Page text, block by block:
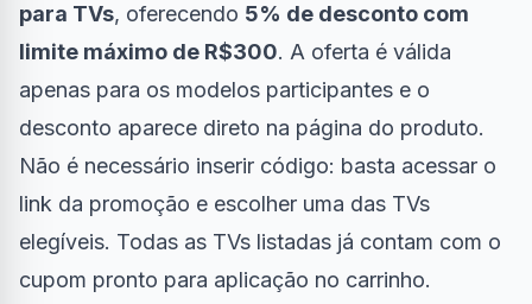
para TVs, oferecendo 5% de desconto com
limite máximo de R$300. A oferta é válida
apenas para os modelos participantes e o
desconto aparece direto na página do produto.
Não é necessário inserir código: basta acessar o
link da promoção e escolher uma das TVs
elegíveis. Todas as TVs listadas já contam com o
cupom pronto para aplicação no carrinho.